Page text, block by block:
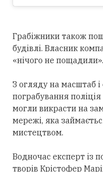
Грабіжники також
будівлі. Власник
«нічого не пощадили».
З огляду на масштаб і
пограбування
могли викрасти на
мережі, яка
мистецтвом.
Водночас експерт із
творів Крістофер